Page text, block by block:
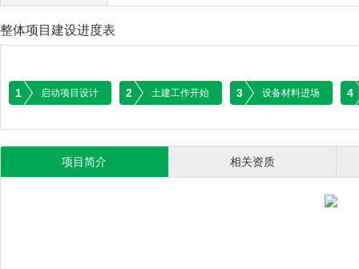
整体项目建设进度表
1 启动项目设计 2 土建工作开始 3 设备材料进场 4
项目简介 相关资质